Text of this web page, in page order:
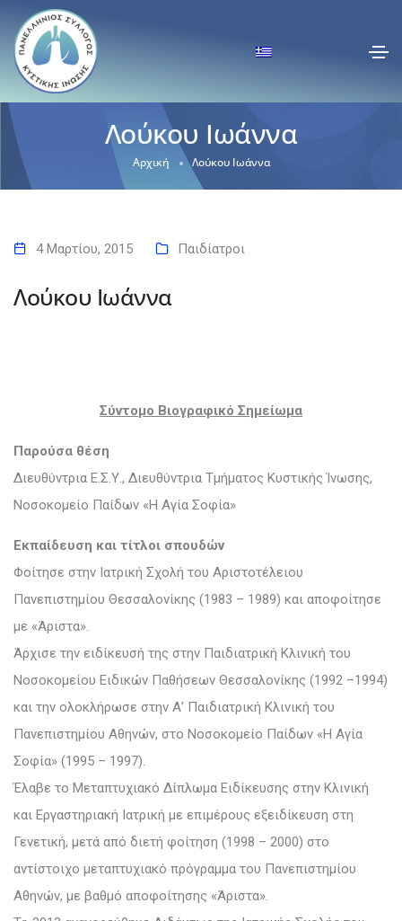
Λούκου Ιωάννα
Αρχική Λούκου Ιωάννα
4 Μαρτίου, 2015 Παιδίατροι
Λούκου Ιωάννα
Σύντομο Βιογραφικό Σημείωμα
Παρούσα θέση
Διευθύντρια Ε.Σ.Υ., Διευθύντρια Τμήματος Κυστικής Ίνωσης,
Νοσοκομείο Παίδων «Η Αγία Σοφία»
Εκπαίδευση και τίτλοι σπουδών
Φοίτησε στην Ιατρική Σχολή του Αριστοτέλειου
Πανεπιστημίου Θεσσαλονίκης (1983 – 1989) και αποφοίτησε
με «Άριστα».
Άρχισε την ειδίκευσή της στην Παιδιατρική Κλινική του
Νοσοκομείου Ειδικών Παθήσεων Θεσσαλονίκης (1992 –1994)
και την ολοκλήρωσε στην Α’ Παιδιατρική Κλινική του
Πανεπιστημίου Αθηνών, στο Νοσοκομείο Παίδων «Η Αγία
Σοφία» (1995 – 1997).
Έλαβε το Μεταπτυχιακό Δίπλωμα Ειδίκευσης στην Κλινική
και Εργαστηριακή Ιατρική με επιμέρους εξειδίκευση στη
Γενετική, μετά από διετή φοίτηση (1998 – 2000) στο
αντίστοιχο μεταπτυχιακό πρόγραμμα του Πανεπιστημίου
Αθηνών, με βαθμό αποφοίτησης «Άριστα».